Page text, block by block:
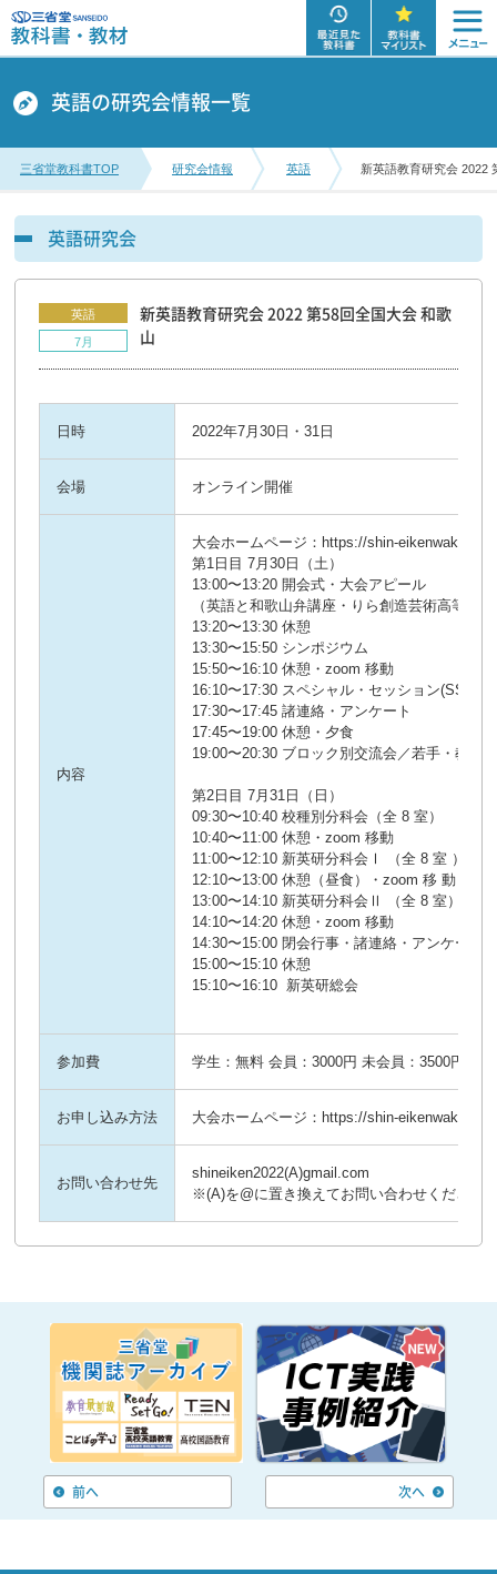
英語の研究会情報一覧
三省堂教科書TOP 研究会情報 英語 新英語教育研究会 2022
英語研究会
英語
7月
新英語教育研究会 2022 第58回全国大会 和歌
山
日時 2022年7月30日・31日
会場 オンライン開催
内容
大会ホームページ：https://shin-
第1日目 7月30日（土）
13:00〜13:20 開会式・大会アピール
（英語と和歌山弁講座・りら創造芸術高等学
13:20〜13:30 休憩
13:30〜15:50 シンポジウム
15:50〜16:10 休憩・zoom 移動
16:10〜17:30 スペシャル・セッション(SS) 全
17:30〜17:45 諸連絡・アンケート
17:45〜19:00 休憩・夕食
19:00〜20:30 ブロック別交流会／若手・教職
第2日目 7月31日（日）
09:30〜10:40 校種別分科会（全 8 室）
10:40〜11:00 休憩・zoom 移動
11:00〜12:10 新英研分科会Ⅰ （全 8 室 ）
12:10〜13:00 休憩（昼食）・zoom 移 動
13:00〜14:10 新英研分科会Ⅱ （全 8 室）
14:10〜14:20 休憩・zoom 移動
14:30〜15:00 閉会行事・諸連絡・アンケート
15:00〜15:10 休憩
15:10〜16:10 新英研総会
参加費 学生：無料 会員：3000円 未会員：3500円 開
お申し込み方法 大会ホームページ：https://shin-
お問い合わせ先
shineiken2022(A)gmail.com
※(A)を@に置き換えてお問い合わせください
前へ 次へ